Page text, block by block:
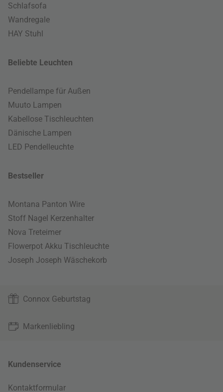
Schlafsofa
Wandregale
HAY Stuhl
Beliebte Leuchten
Pendellampe für Außen
Muuto Lampen
Kabellose Tischleuchten
Dänische Lampen
LED Pendelleuchte
Bestseller
Montana Panton Wire
Stoff Nagel Kerzenhalter
Nova Treteimer
Flowerpot Akku Tischleuchte
Joseph Joseph Wäschekorb
Connox Geburtstag
Markenliebling
Kundenservice
Kontaktformular